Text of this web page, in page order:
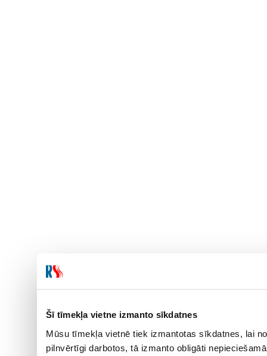
Šī tīmekļa vietne izmanto sīkdatnes
Mūsu tīmekļa vietnē tiek izmantotas sīkdatnes, lai
pilnvērtīgi darbotos, tā izmanto obligāti